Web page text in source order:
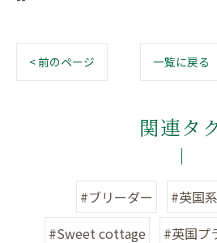
< 前のページ 一覧に戻る
関連タ
#ブリーダー
#英国
#Sweet cottage
#英国プ